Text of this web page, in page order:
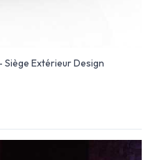
Siège Extérieur Design